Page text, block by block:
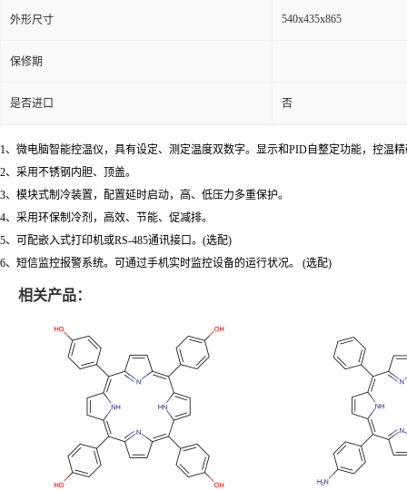
外形尺寸 540x435x865
保修期
是否进口 否
1、微电脑智能控温仪，具有设定、测定温度双数字。显示和PID自整定功能，控温
2、采用不锈钢内胆、顶盖。
3、模块式制冷装置，配置延时启动，高、低压力多重保护。
4、采用环保制冷剂，高效、节能、促减排。
5、可配嵌入式打印机或RS-485通讯接口。(选配)
6、短信监控报警系统。可通过手机实时监控设备的运行状况。 (选配)
相关产品：